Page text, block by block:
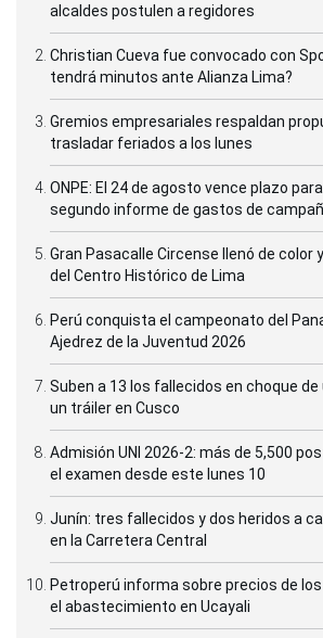
alcaldes postulen a regidores
Christian Cueva fue convocado con
tendrá minutos ante Alianza Lima?
Gremios empresariales respaldan
trasladar feriados a los lunes
ONPE: El 24 de agosto vence plazo
segundo informe de gastos de
Gran Pasacalle Circense llenó de color
del Centro Histórico de Lima
Perú conquista el campeonato del
Ajedrez de la Juventud 2026
Suben a 13 los fallecidos en choque de
un tráiler en Cusco
Admisión UNI 2026-2: más de 5,500
el examen desde este lunes 10
Junín: tres fallecidos y dos heridos a
en la Carretera Central
Petroperú informa sobre precios de
el abastecimiento en Ucayali